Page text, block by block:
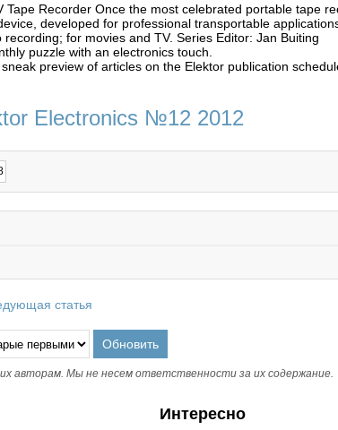
Tape Recorder Once the most celebrated portable tape
developed for professional transportable
for movies and TV. Series Editor: Jan Buiting
puzzle with an electronics touch.
preview of articles on the Elektor publication
Electronics №12 2012
статья
авторам. Мы не несем ответственности за их содержание.
Интересно